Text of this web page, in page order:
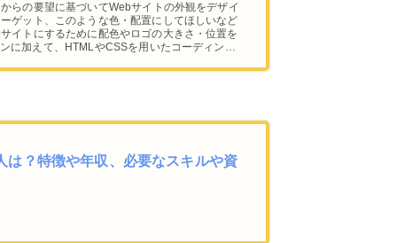
らの要望に基づいてWebサイトの外観をデザイ
ゲット、このような色・配置にしてほしいなど
イトにするために配色やロゴの大きさ・位置を
に加えて、HTMLやCSSを用いたコーディング
は？特徴や年収、必要なスキルや資